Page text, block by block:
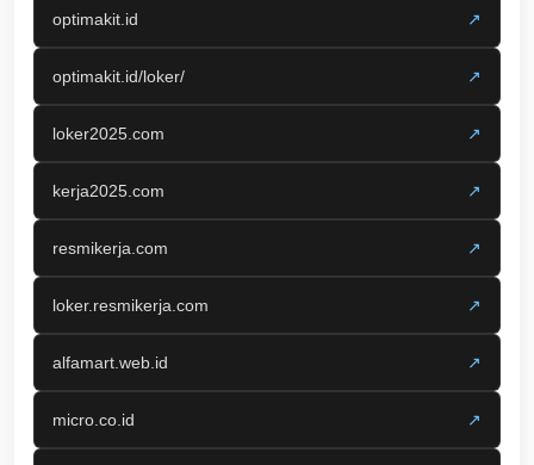
optimakit.id ↗
optimakit.id/loker/ ↗
loker2025.com ↗
kerja2025.com ↗
resmikerja.com ↗
loker.resmikerja.com ↗
alfamart.web.id ↗
micro.co.id ↗